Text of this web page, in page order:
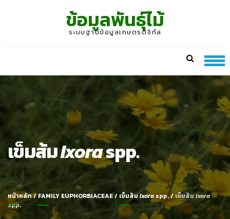
ข้อมูลพันธุ์ไม้
ระบบฐานข้อมูลเกษตรดิจิทัล
เข็มส้มIxoraspp.
หน้าหลัก/FAMILY EUPHORBIACEAE/ เข็มส้ม Ixora spp./เข็มส้มIxora
spp.